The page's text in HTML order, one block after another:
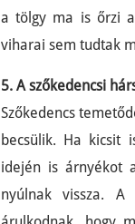
a tölgy ma is őrzi
viharai sem tudtak
5. A szőkedencsi
Szőkedencs
becsülik. Ha kicsit
idején is árnyékot
nyúlnak vissza. A